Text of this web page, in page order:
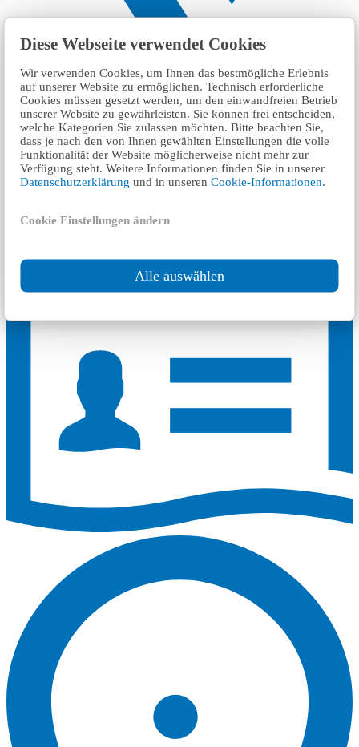
Diese Webseite verwendet Cookies
Wir verwenden Cookies, um Ihnen das bestmögliche Erlebnis
auf unserer Website zu ermöglichen. Technisch erforderliche
Cookies müssen gesetzt werden, um den einwandfreien Betrieb
unserer Website zu gewährleisten. Sie können frei entscheiden,
welche Kategorien Sie zulassen möchten. Bitte beachten Sie,
dass je nach den von Ihnen gewählten Einstellungen die volle
Funktionalität der Website möglicherweise nicht mehr zur
Verfügung steht. Weitere Informationen finden Sie in unserer
Datenschutzerklärungund in unserenCookie-Informationen
Cookie Einstellungen ändern
Alle auswählen
Führerscheinbüro Regionalbereich Vorderpfalz I